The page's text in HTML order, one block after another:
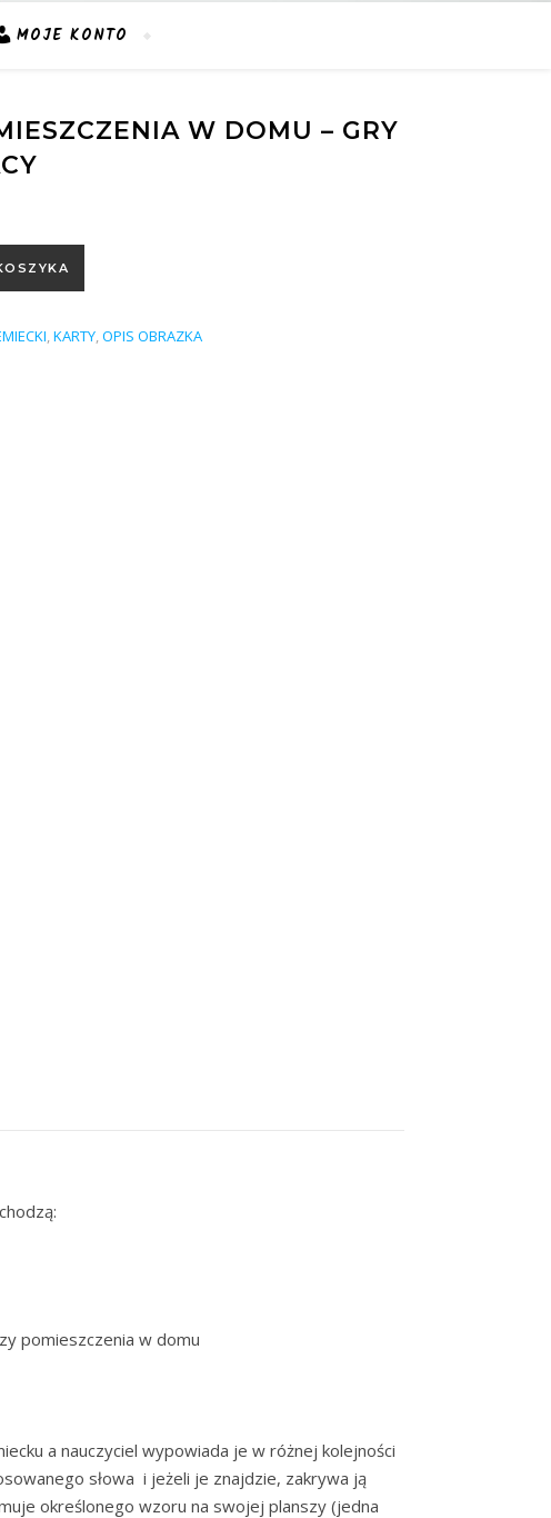
MOJE KONTO
W DOMU – GRY
w domu - gry i karty pracy
,KARTY,OPIS OBRAZKA
pomieszczenia w domu
a nauczyciel wypowiada je w różnej kolejności
słowa i jeżeli je znajdzie, zakrywa ją
określonego wzoru na swojej planszy (jedna